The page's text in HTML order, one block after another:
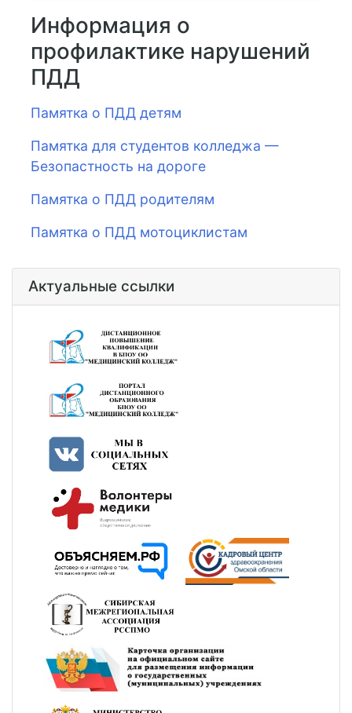
Информация о
профилактике нарушений
ПДД
Памятка о ПДД детям
Памятка для студентов колледжа —
Безопастность на дороге
Памятка о ПДД родителям
Памятка о ПДД мотоциклистам
Актуальные ссылки